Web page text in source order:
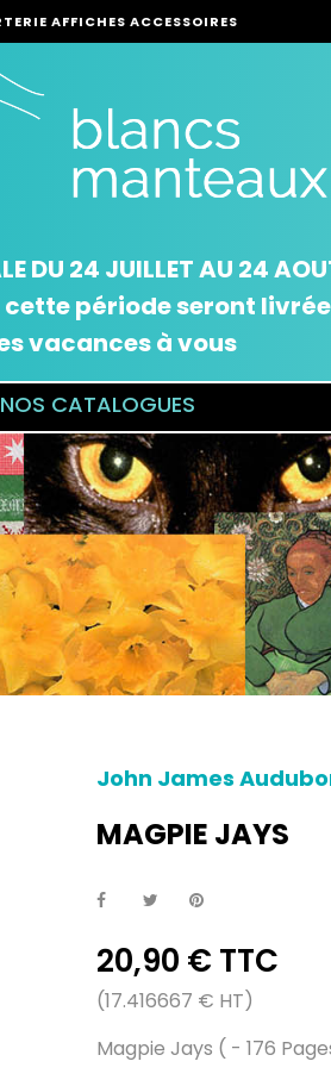
AFFICHES ACCESSOIRES
DU 24 JUILLET AU 24
période seront
vacances à vous
NOS CATALOGUES
John James
MAGPIE JAYS
20,90 € TTC
(17.416667 € HT)
Magpie Jays ( - 176